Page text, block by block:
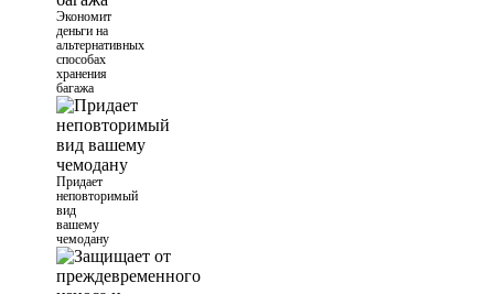
Экономит
деньги на
альтернативных
способах
хранения
багажа
Придает
неповторимый
вид
вашему
чемодану